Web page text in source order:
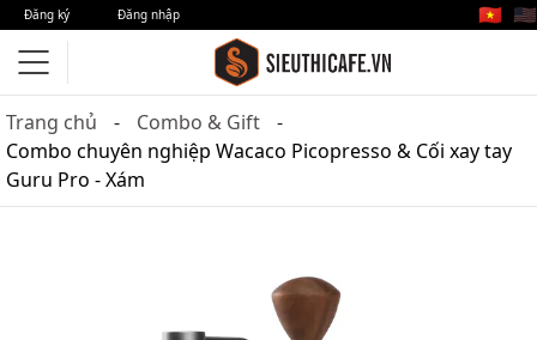
Đăng ký Đăng nhập 🇻🇳 🇺🇸
Trang chủ
Combo & Gift
Combo chuyên nghiệp Wacaco Picopresso & Cối xay tay
Guru Pro - Xám